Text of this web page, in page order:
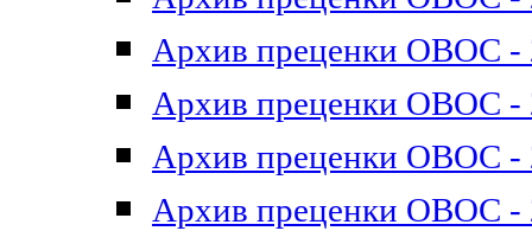
Архив преценки ОВОС -
Архив преценки ОВОС -
Архив преценки ОВОС -
Архив преценки ОВОС -